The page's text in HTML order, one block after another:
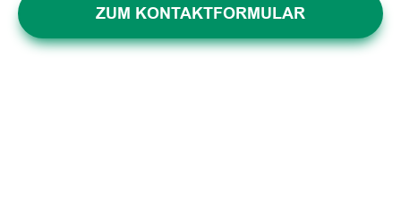
ZUM KONTAKTFORMULAR